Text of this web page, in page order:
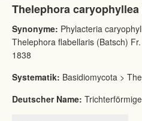
Thelephora caryophyllea
Synonyme: Phylacteria
Thelephora flabellaris (Batsch)
1838
Systematik: Basidiomycota >
Deutscher Name: